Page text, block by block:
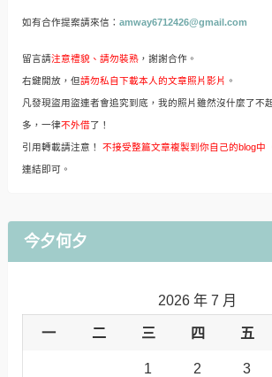
如有合作提案請來信： amway6712426@gmail.com
留言請注意禮貌、請勿裝熟，謝謝合作。
右鍵開放，但請勿私自下載本人的文章照片影片 。
凡發現盜用盜連者會追究到底，我的照片雖然沒什麼了不
多，一律不外借了！
引用轉載請注意！ 不接受整篇文章複製到你自己的blog中
連結即可。
今夕何夕
2026 年 7 月
一 二 三 四 五
1 2 3